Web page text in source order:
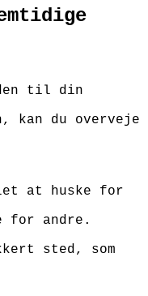
til din
kan du overveje
at huske for
for andre.
sted, som